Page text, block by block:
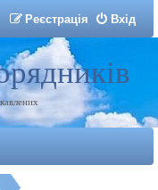
Вхід
Реєстрація